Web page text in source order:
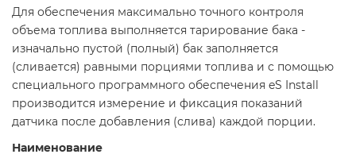
Для обеспечения максимально точного контроля
объема топлива выполняется тарирование бака -
изначально пустой (полный) бак заполняется
(сливается) равными порциями топлива и с помощью
специального программного обеспечения eS Install
производится измерение и фиксация показаний
датчика после добавления (слива) каждой порции.
Наименование